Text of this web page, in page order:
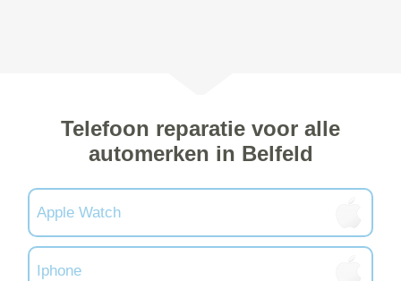
Telefoon reparatie voor alle
automerken in Belfeld
Apple Watch
Iphone